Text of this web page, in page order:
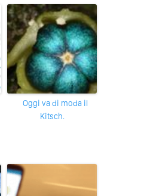
Oggi va di moda il
Kitsch.